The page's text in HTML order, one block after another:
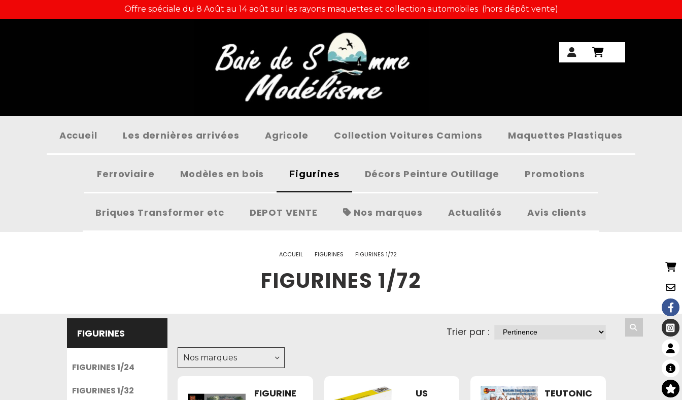
Offre spéciale du 8 Août au 14 août sur les rayons maquettes et collection automobiles (hors dépôt vente)
Accueil Les dernières arrivées Agricole Collection Voitures Camions Maquettes Plastiques
Ferroviaire Modèles en bois Figurines Décors Peinture Outillage Promotions
Briques Transformer etc DEPOT VENTE Nos marques Actualités Avis clients
FIGURINES
FIGURINES 1/24
FIGURINES 1/32
ACCUEIL FIGURINES FIGURINES 1/72
FIGURINES 1/72
Trier par :
Nos marques
FIGURINE
US
TEUTONIC